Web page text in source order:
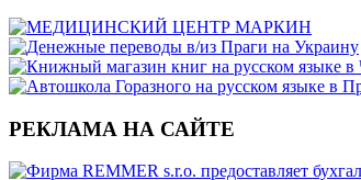
РЕКЛАМА НА САЙТЕ